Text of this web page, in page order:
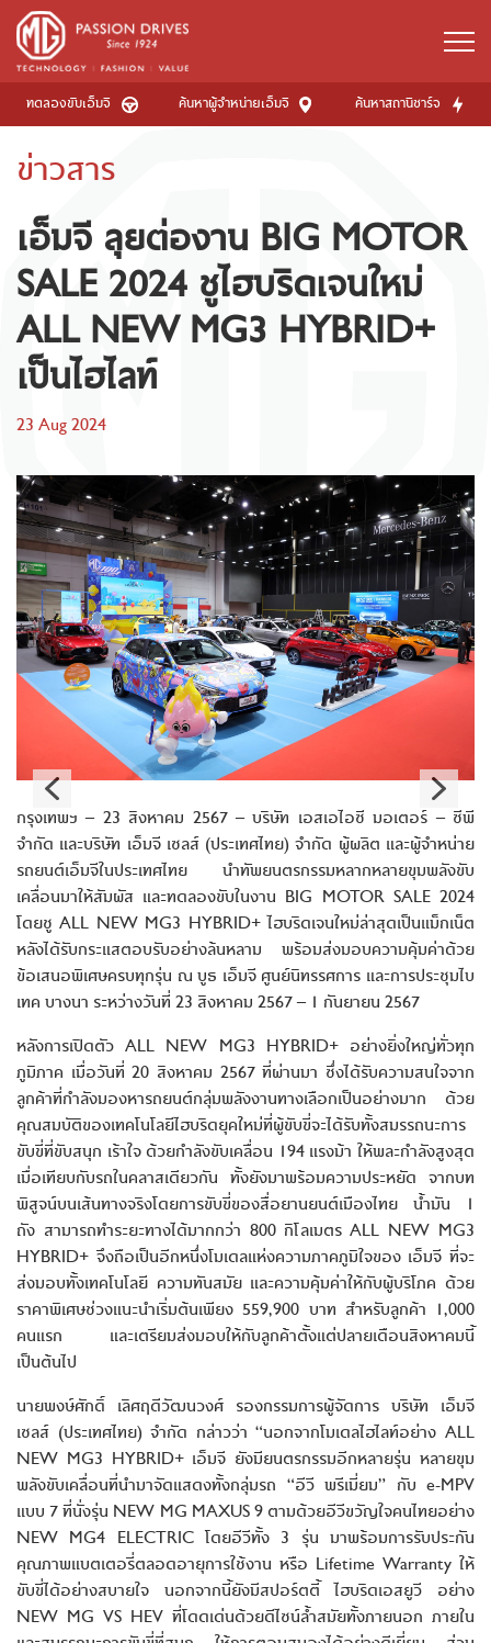
ทดลองขับเอ็มจี ค้นหาผู้จำหน่ายเอ็มจี ค้นหาสถานีชาร์จ
ข่าวสาร
เอ็มจี ลุยต่องาน BIG MOTOR
SALE 2024 ชูไฮบริดเจนใหม่
ALL NEW MG3 HYBRID+
เป็นไฮไลท์
23 Aug 2024
กรุงเทพฯ – 23 สิงหาคม 2567 – บริษัท เอสเอไอซี มอเตอร์ – ซีพี
จำกัด และบริษัท เอ็มจี เซลส์ (ประเทศไทย) จำกัด ผู้ผลิต และผู้จำหน่าย
รถยนต์เอ็มจีในประเทศไทย นำทัพยนตรกรรมหลากหลายขุมพลังขับ
เคลื่อนมาให้สัมผัส และทดลองขับในงาน BIG MOTOR SALE 2024
โดยชู ALL NEW MG3 HYBRID+ ไฮบริดเจนใหม่ล่าสุดเป็นแม็กเน็ต
หลังได้รับกระแสตอบรับอย่างล้นหลาม พร้อมส่งมอบความคุ้มค่าด้วย
ข้อเสนอพิเศษครบทุกรุ่น ณ บูธ เอ็มจี ศูนย์นิทรรศการ และการประชุมไบ
เทค บางนา ระหว่างวันที่ 23 สิงหาคม 2567 – 1 กันยายน 2567
หลังการเปิดตัว ALL NEW MG3 HYBRID+ อย่างยิ่งใหญ่ทั่วทุก
ภูมิภาค เมื่อวันที่20 สิงหาคม 2567 ที่ผ่านมา ซึ่งได้รับความสนใจจาก
ลูกค้าที่กำลังมองหารถยนต์กลุ่มพลังงานทางเลือกเป็นอย่างมาก ด้วย
คุณสมบัติของเทคโนโลยีไฮบริดยุคใหม่ที่ผู้ขับขี่จะได้รับทั้งสมรรถนะการ
ขับขี่ที่ขับสนุก เร้าใจ ด้วยกำลังขับเคลื่อน 194 แรงม้า ให้พละกำลังสูงสุด
เมื่อเทียบกับรถในคลาสเดียวกัน ทั้งยังมาพร้อมความประหยัด จากบท
พิสูจน์บนเส้นทางจริงโดยการขับขี่ของสื่อยานยนต์เมืองไทย น้ำมัน 1
ถัง สามารถทำระยะทางได้มากกว่า 800 กิโลเมตร ALL NEW MG3
HYBRID+ จึงถือเป็นอีกหนึ่งโมเดลแห่งความภาคภูมิใจของ เอ็มจี ที่จะ
ส่งมอบทั้งเทคโนโลยี ความทันสมัย และความคุ้มค่าให้กับผู้บริโภค ด้วย
ราคาพิเศษช่วงแนะนำเริ่มต้นเพียง 559,900 บาท สำหรับลูกค้า 1,000
คนแรก และเตรียมส่งมอบให้กับลูกค้าตั้งแต่ปลายเดือนสิงหาคมนี้
เป็นต้นไป
นายพงษ์ศักดิ์ เลิศฤดีวัฒนวงศ์ รองกรรมการผู้จัดการ บริษัท เอ็มจี
เซลส์ (ประเทศไทย) จำกัด กล่าวว่า “นอกจากโมเดลไฮไลท์อย่าง ALL
NEW MG3 HYBRID+ เอ็มจี ยังมียนตรกรรมอีกหลายรุ่น หลายขุม
พลังขับเคลื่อนที่นำมาจัดแสดงทั้งกลุ่มรถ “อีวี พรีเมี่ยม” กับ e-MPV
แบบ 7 ที่นั่งรุ่น NEW MG MAXUS 9 ตามด้วยอีวีขวัญใจคนไทยอย่าง
NEW MG4 ELECTRIC โดยอีวีทั้ง 3 รุ่น มาพร้อมการรับประกัน
คุณภาพแบตเตอรี่ตลอดอายุการใช้งาน หรือ Lifetime Warranty ให้
ขับขี่ได้อย่างสบายใจ นอกจากนี้ยังมีสปอร์ตตี้ ไฮบริดเอสยูวี อย่าง
NEW MG VS HEV ที่โดดเด่นด้วยดีไซน์ล้ำสมัยทั้งภายนอก ภายใน